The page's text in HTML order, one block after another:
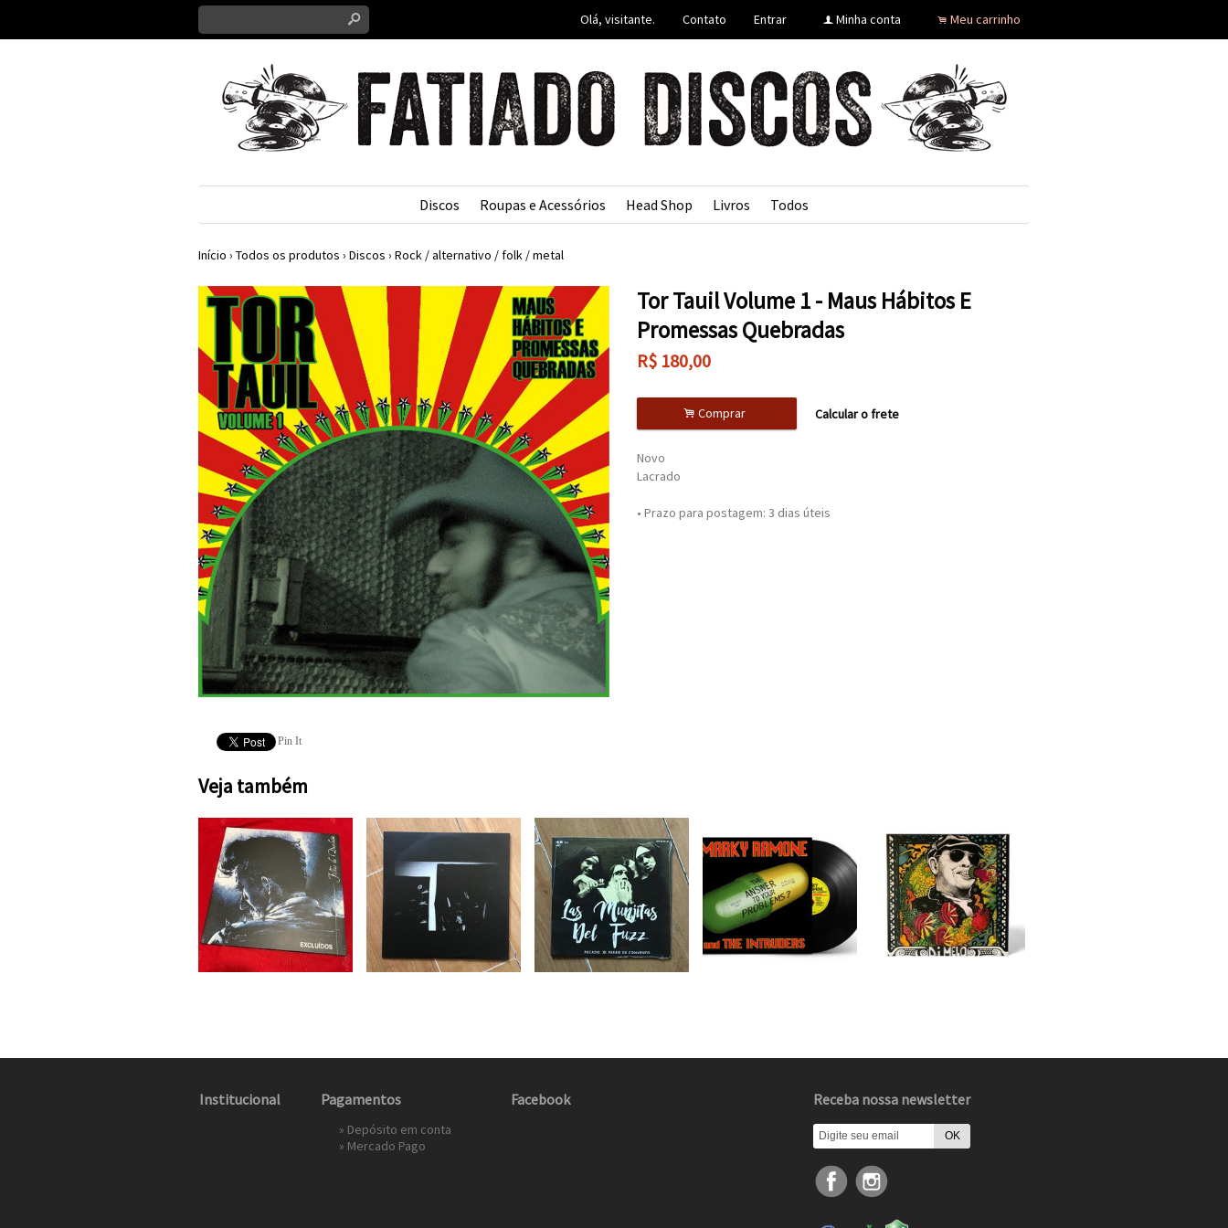
s Olá, visitante. Contato Entrar f Minha conta . Meu carrinho
Discos Roupas e Acessórios Head Shop Livros Todos
Início › Todos os produtos › Discos › Rock / alternativo / folk / metal
Pin It
Tor Tauil Volume 1 - Maus Hábitos E
Promessas Quebradas
R$ 180,00
. Comprar Calcular o frete
Novo
Lacrado
• Prazo para postagem: 3 dias úteis
Veja também
Institucional Pagamentos
» Depósito em conta
» Mercado Pago
Facebook Receba nossa newsletter